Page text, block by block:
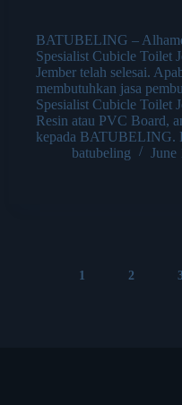
BATUBELING –
Spesialist Cubicle Toilet
Jember telah selesai.
membutuhkan jasa
Spesialist Cubicle Toilet
Resin atau PVC Board,
kepada BATUBELING.
batubeling
June
1 2